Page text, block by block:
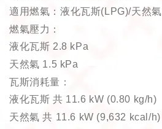
適用燃氣： 液化瓦斯(LPG)/天然氣
燃氣壓力：
液化瓦斯 2.8 kPa
天然氣 1.5 kPa
瓦斯消耗量：
液化瓦斯 共 11.6 kW (0.80 kg/h)
天然氣 共 11.6 kW (9,632 kcal/h)